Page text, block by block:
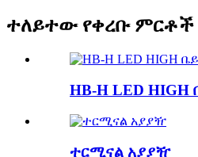
ተለይተው የቀረቡ ምርቶች
HB-H LED HIGH
ተርሚናል አያያዥ